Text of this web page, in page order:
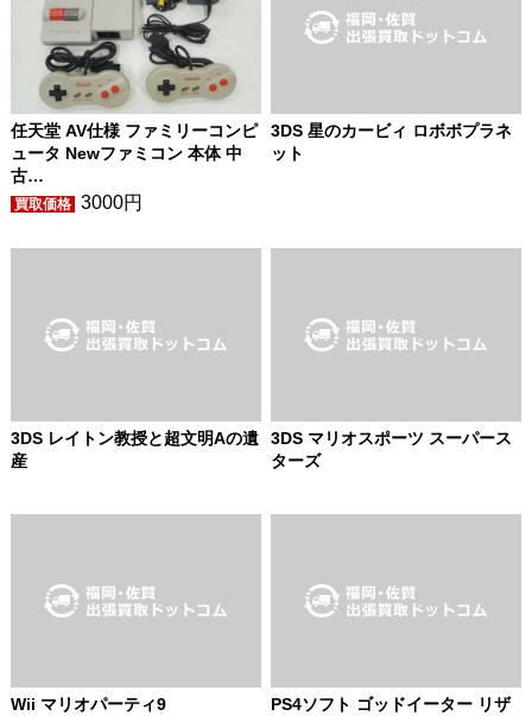
任天堂 AV仕様 ファミリーコンピ
ュータ Newファミコン 本体 中
古…
3000円
3DS 星のカービィ ロボボプラネ
ット
3DS レイトン教授と超文明Aの遺
産
3DS マリオスポーツ スーパース
ターズ
Wii マリオパーティ9
PS4ソフト ゴッドイーター リザ